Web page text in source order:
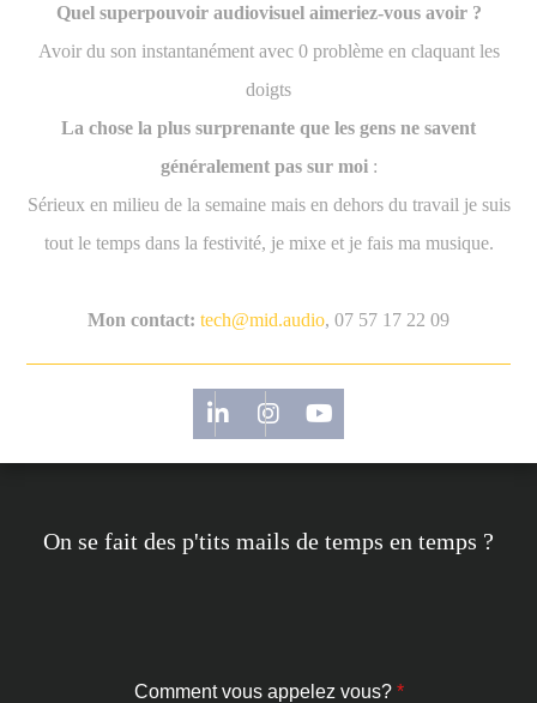
Quel superpouvoir audiovisuel aimeriez-vous avoir ?
Avoir du son instantanément avec 0 problème en claquant les
doigts
La chose la plus surprenante que les gens ne savent
généralement pas sur moi:
Sérieux en milieu de la semaine mais en dehors du travail je suis
tout le temps dans la festivité, je mixe et je fais ma musique.
Mon contact: tech@mid.audio, 07 57 17 22 09
On se fait des p'tits mails de temps en temps ?
Comment vous appelez vous? *